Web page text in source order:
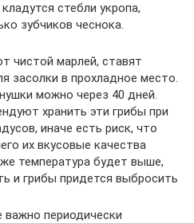
стебли укропа,
зубчиков чеснока.
чистой марлей, ставят
засолки в прохладное место.
можно через 40 дней.
хранить эти грибы при
иначе есть риск, что
их вкусовые качества
температура будет выше,
и грибы придется выбросить
важно периодически